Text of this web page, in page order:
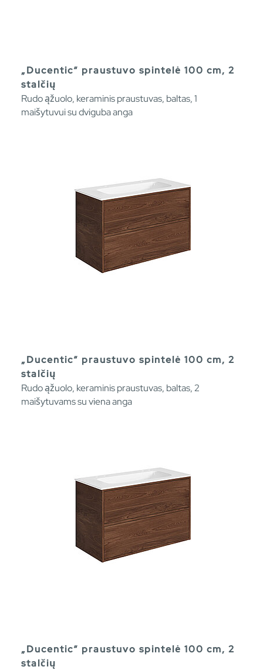
„Ducentic“ praustuvo spintelė 100 cm, 2
stalčių
Rudo ąžuolo, keraminis praustuvas, baltas, 1
maišytuvui su dviguba anga
„Ducentic“ praustuvo spintelė 100 cm, 2
stalčių
Rudo ąžuolo, keraminis praustuvas, baltas, 2
maišytuvams su viena anga
„Ducentic“ praustuvo spintelė 100 cm, 2
stalčių